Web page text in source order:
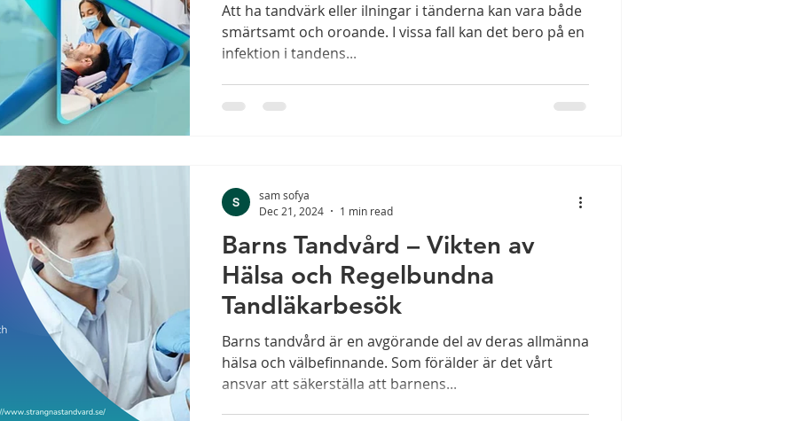
Att ha tandvärk eller ilningar i tänderna kan vara både
smärtsamt och oroande. I vissa fall kan det bero på en
infektion i tandens...
Barns Tandvård – Vikten av
Hälsa och Regelbundna
Tandläkarbesök
Barns tandvård är en avgörande del av deras allmänna
hälsa och välbefinnande. Som förälder är det vårt
ansvar att säkerställa att barnens...
sam sofya
Dec 21, 2024
1 min read